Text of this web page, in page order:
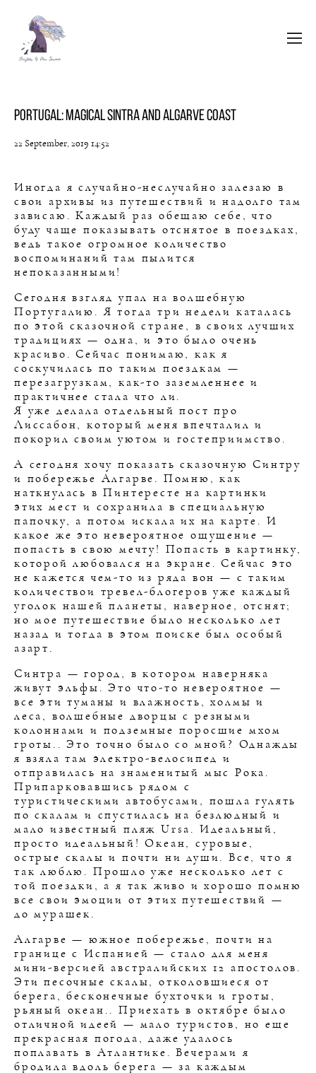
22 September, 2019 14:52
Portugal: Magical Sintra and Algarve coast
Иногда я случайно-неслучайно залезаю в
свои архивы из путешествий и надолго там
зависаю. Каждый раз обещаю себе, что
буду чаще показывать отснятое в поездках,
ведь такое огромное количество
воспоминаний там пылится
непоказанными!
Сегодня взгляд упал на волшебную
Португалию. Я тогда три недели каталась
по этой сказочной стране, в своих лучших
традициях — одна, и это было очень
красиво. Сейчас понимаю, как я
соскучилась по таким поездкам —
перезагрузкам, как-то заземленнее и
практичнее стала что ли.
Я уже делала отдельный пост про
Лиссабон, который меня впечталил и
покорил своим уютом и гостеприимство.
А сегодня хочу показать сказочную Синтру
и побережье Алгарве. Помню, как
наткнулась в Пинтересте на картинки
этих мест и сохранила в специальную
папочку, а потом искала их на карте. И
какое же это невероятное ощущение —
попасть в свою мечту! Попасть в картинку,
которой любовался на экране. Сейчас это
не кажется чем-то из ряда вон — с таким
количествои тревел-блогеров уже каждый
уголок нашей планеты, наверное, отснят;
но мое путешествие было несколько лет
назад и тогда в этом поиске был особый
азарт.
Синтра — город, в котором наверняка
живут эльфы. Это что-то невероятное —
все эти туманы и влажность, холмы и
леса, волшебные дворцы с резными
колоннами и подземные поросшие мхом
гроты.. Это точно было со мной? Однажды
я взяла там электро-велосипед и
отправилась на знаменитый мыс Рока.
Припарковавшись рядом с
туристическими автобусами, пошла гулять
по скалам и спустилась на безлюдный и
мало известный пляж Ursa. Идеальный,
просто идеальный! Океан, суровые,
острые скалы и почти ни души. Все, что я
так люблю. Прошло уже несколько лет с
той поездки, а я так живо и хорошо помню
все свои эмоции от этих путешествий —
до мурашек.
Алгарве — южное побережье, почти на
границе с Испанией — стало для меня
мини-версией австралийских 12 апостолов.
Эти песочные скалы, отколовшиеся от
берега, бесконечные бухточки и гроты,
рьяный океан.. Приехать в октябре было
отличной идеей — мало туристов, но еще
прекрасная погода, даже удалось
поплавать в Атлантике. Вечерами я
бродила вдоль берега — за каждым